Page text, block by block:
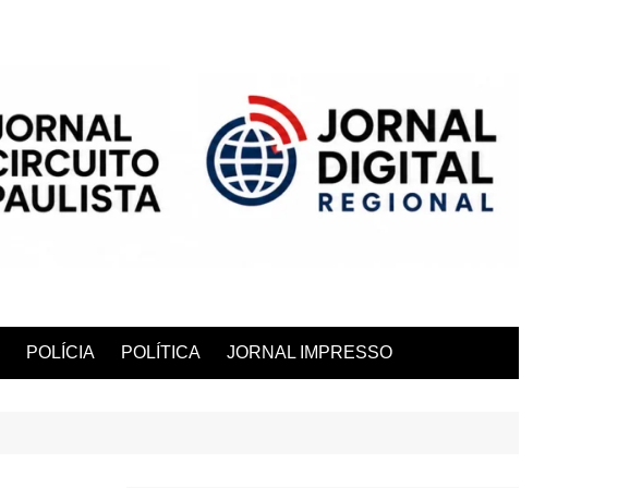
POLÍCIA POLÍTICA JORNAL IMPRESSO